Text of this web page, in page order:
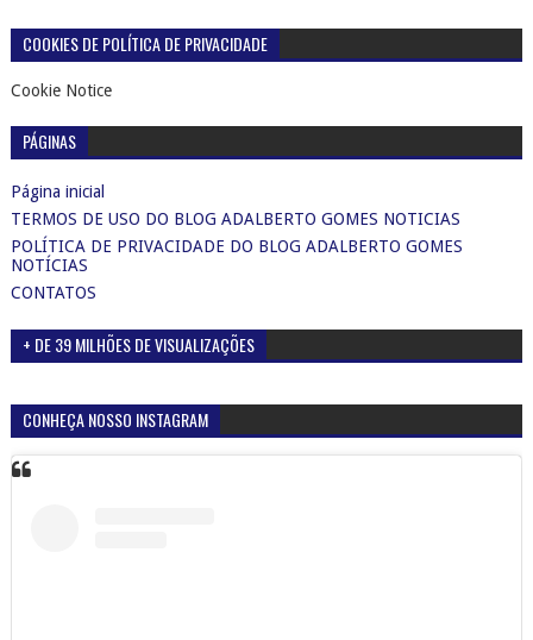
COOKIES DE POLÍTICA DE PRIVACIDADE
Cookie Notice
PÁGINAS
Página inicial
TERMOS DE USO DO BLOG ADALBERTO GOMES NOTICIAS
POLÍTICA DE PRIVACIDADE DO BLOG ADALBERTO GOMES
NOTÍCIAS
CONTATOS
+ DE 39 MILHÕES DE VISUALIZAÇÕES
CONHEÇA NOSSO INSTAGRAM